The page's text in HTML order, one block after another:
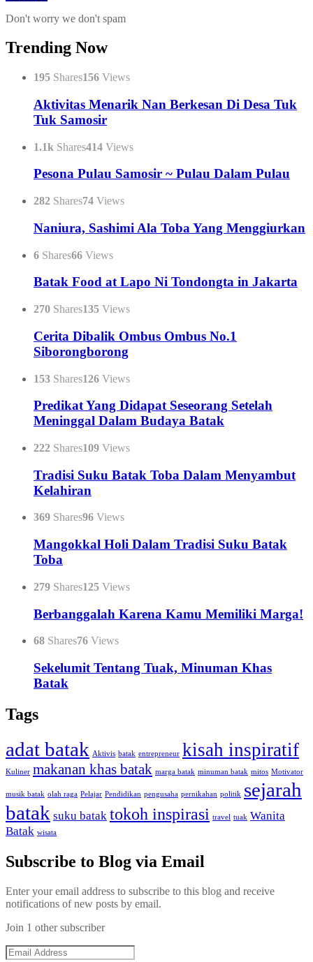
Don't worry we don't spam
Trending Now
195 Shares156 Views
Aktivitas Menarik Nan Berkesan Di Desa Tuk
Tuk Samosir
1.1k Shares414 Views
Pesona Pulau Samosir ~ Pulau Dalam Pulau
282 Shares74 Views
Naniura, Sashimi Ala Toba Yang Menggiurkan
6 Shares66 Views
Batak Food at Lapo Ni Tondongta in Jakarta
270 Shares135 Views
Cerita Dibalik Ombus Ombus No.1
Siborongborong
153 Shares126 Views
Predikat Yang Didapat Seseorang Setelah
Meninggal Dalam Budaya Batak
222 Shares109 Views
Tradisi Suku Batak Toba Dalam Menyambut
Kelahiran
369 Shares96 Views
Mangokkal Holi Dalam Tradisi Suku Batak
Toba
279 Shares125 Views
Berbanggalah Karena Kamu Memiliki Marga!
68 Shares76 Views
Sekelumit Tentang Tuak, Minuman Khas
Batak
Tags
adat batak Aktivis batak entrepreneur kisah inspiratif
Kuliner makanan khas batak marga batak minuman batak mitos Motivator
musik batak olah raga Pelajar Pendidikan pengusaha pernikahan politik sejarah
batak suku batak tokoh inspirasi travel tuak Wanita
Batak wisata
Subscribe to Blog via Email
Enter your email address to subscribe to this blog and receive
notifications of new posts by email.
Join 1 other subscriber
Email